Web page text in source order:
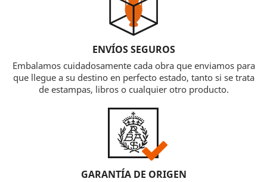
ENVÍOS SEGUROS
Embalamos cuidadosamente cada obra que enviamos para
que llegue a su destino en perfecto estado, tanto si se trata
de estampas, libros o cualquier otro producto.
GARANTÍA DE ORIGEN